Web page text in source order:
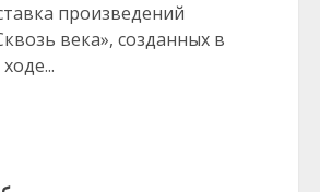
произведений
века», созданных в